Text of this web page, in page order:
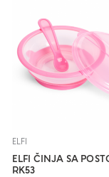
ELFI
ELFI ČINJA SA
RK53